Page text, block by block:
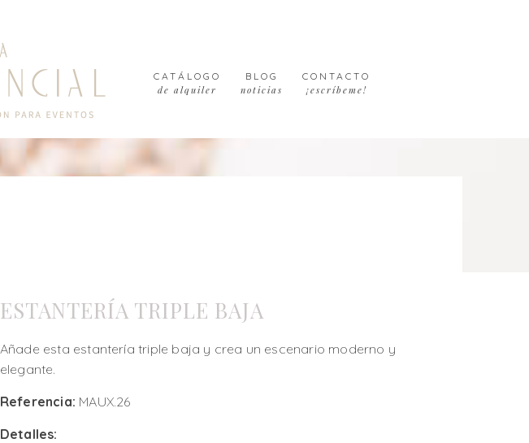
CATÁLOGO
de alquiler
BLOG
noticias
CONTACTO
¡escríbeme!
ESTANTERÍA TRIPLE BAJA
Añade esta estantería triple baja y crea un escenario moderno y
elegante.
Referencia: MAUX.26
Detalles: